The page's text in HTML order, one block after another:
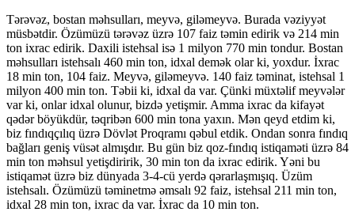
Tərəvəz, bostan məhsulları, meyvə, giləmeyvə. Burada vəziyyət
müsbətdir. Özümüzü tərəvəz üzrə 107 faiz təmin edirik və 214 min
ton ixrac edirik. Daxili istehsal isə 1 milyon 770 min tondur. Bostan
məhsulları istehsalı 460 min ton, idxal demək olar ki, yoxdur. İxrac
18 min ton, 104 faiz. Meyvə, giləmeyvə. 140 faiz təminat, istehsal 1
milyon 400 min ton. Təbii ki, idxal da var. Çünki müxtəlif meyvələr
var ki, onlar idxal olunur, bizdə yetişmir. Amma ixrac da kifayət
qədər böyükdür, təqribən 600 min tona yaxın. Mən qeyd etdim ki,
biz fındıqçılıq üzrə Dövlət Proqramı qəbul etdik. Ondan sonra fındıq
bağları geniş vüsət almışdır. Bu gün biz qoz-fındıq istiqaməti üzrə 84
min ton məhsul yetişdiririk, 30 min ton da ixrac edirik. Yəni bu
istiqamət üzrə biz dünyada 3-4-cü yerdə qərarlaşmışıq. Üzüm
istehsalı. Özümüzü təminetmə əmsalı 92 faiz, istehsal 211 min ton,
idxal 28 min ton, ixrac da var. İxrac da 10 min ton.